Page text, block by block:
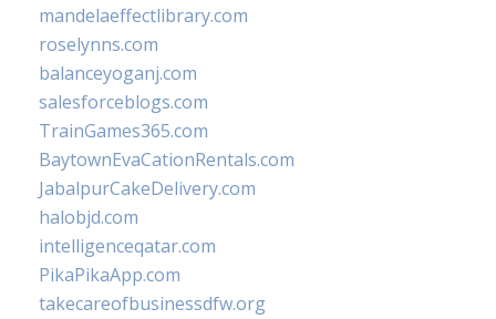
mandelaeffectlibrary.com
roselynns.com
balanceyoganj.com
salesforceblogs.com
TrainGames365.com
BaytownEvaCationRentals.com
JabalpurCakeDelivery.com
halobjd.com
intelligenceqatar.com
PikaPikaApp.com
takecareofbusinessdfw.org